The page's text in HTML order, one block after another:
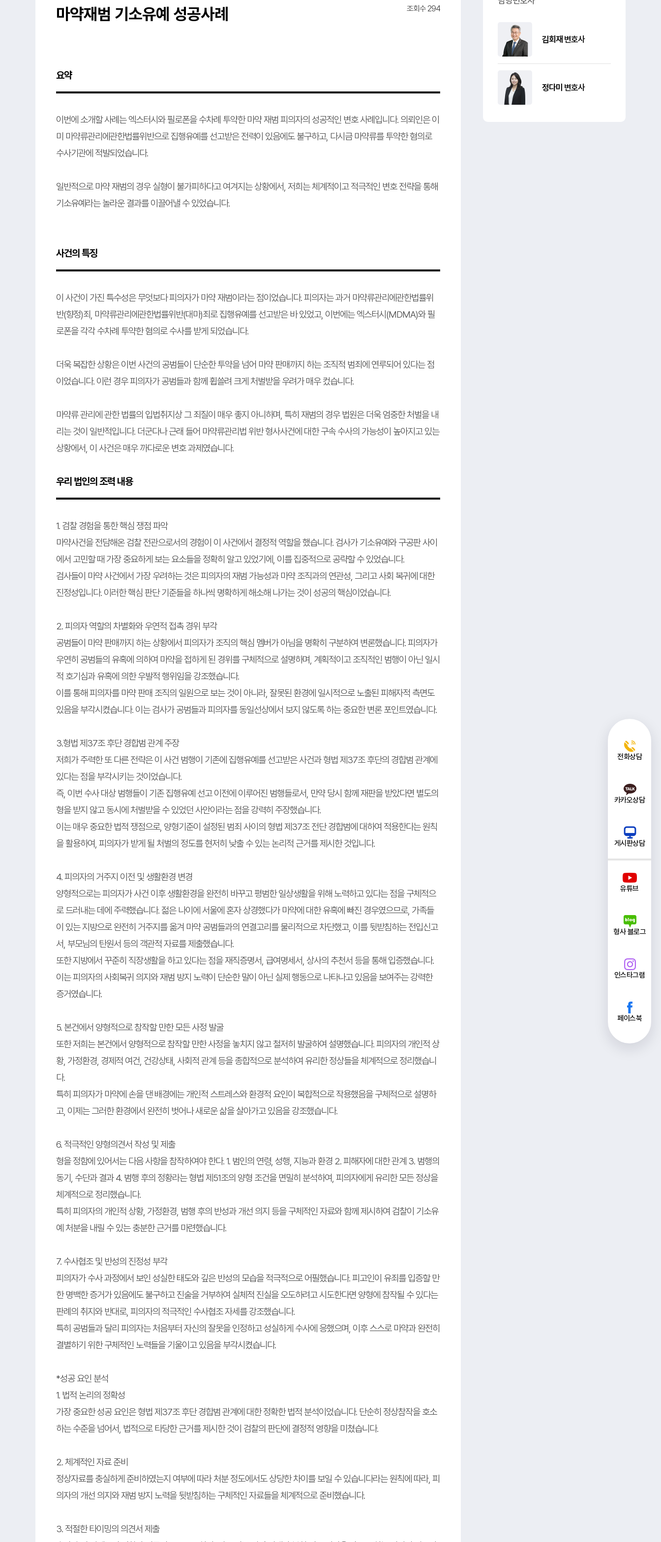
전화상담
카카오상담
게시판상담
유튜브
형사 블로그
인스타그램
페이스북
마약재범 기소유예 성공사례 조회수 294
요약
이번에 소개할 사례는 엑스터시와 필로폰을 수차례 투약한 마약 재범 피의자의 성공적인 변호 사례입니다. 의뢰인은 이
미 마약류관리에관한법률위반으로 집행유예를 선고받은 전력이 있음에도 불구하고, 다시금 마약류를 투약한 혐의로
수사기관에 적발되었습니다.
일반적으로 마약 재범의 경우 실형이 불가피하다고 여겨지는 상황에서, 저희는 체계적이고 적극적인 변호 전략을 통해
기소유예라는 놀라운 결과를 이끌어낼 수 있었습니다.
사건의 특징
이 사건이 가진 특수성은 무엇보다 피의자가 마약 재범이라는 점이었습니다. 피의자는 과거 마약류관리에관한법률위
반(향정)죄, 마약류관리에관한법률위반(대마)죄로 집행유예를 선고받은 바 있었고, 이번에는 엑스터시(MDMA)와 필
로폰을 각각 수차례 투약한 혐의로 수사를 받게 되었습니다.
더욱 복잡한 상황은 이번 사건의 공범들이 단순한 투약을 넘어 마약 판매까지 하는 조직적 범죄에 연루되어 있다는 점
이었습니다. 이런 경우 피의자가 공범들과 함께 휩쓸려 크게 처벌받을 우려가 매우 컸습니다.
마약류 관리에 관한 법률의 입법취지상 그 죄질이 매우 좋지 아니하며, 특히 재범의 경우 법원은 더욱 엄중한 처벌을 내
리는 것이 일반적입니다. 더군다나 근래 들어 마약류관리법 위반 형사사건에 대한 구속 수사의 가능성이 높아지고 있는
상황에서, 이 사건은 매우 까다로운 변호 과제였습니다.
우리 법인의 조력 내용
1. 검찰 경험을 통한 핵심 쟁점 파악
마약사건을 전담해온 검찰 전관으로서의 경험이 이 사건에서 결정적 역할을 했습니다. 검사가 기소유예와 구공판 사이
에서 고민할 때 가장 중요하게 보는 요소들을 정확히 알고 있었기에, 이를 집중적으로 공략할 수 있었습니다.
검사들이 마약 사건에서 가장 우려하는 것은 피의자의 재범 가능성과 마약 조직과의 연관성, 그리고 사회 복귀에 대한
진정성입니다. 이러한 핵심 판단 기준들을 하나씩 명확하게 해소해 나가는 것이 성공의 핵심이었습니다.
2. 피의자 역할의 차별화와 우연적 접촉 경위 부각
공범들이 마약 판매까지 하는 상황에서 피의자가 조직의 핵심 멤버가 아님을 명확히 구분하여 변론했습니다. 피의자가
우연히 공범들의 유혹에 의하여 마약을 접하게 된 경위를 구체적으로 설명하며, 계획적이고 조직적인 범행이 아닌 일시
적 호기심과 유혹에 의한 우발적 행위임을 강조했습니다.
이를 통해 피의자를 마약 판매 조직의 일원으로 보는 것이 아니라, 잘못된 환경에 일시적으로 노출된 피해자적 측면도
있음을 부각시켰습니다. 이는 검사가 공범들과 피의자를 동일선상에서 보지 않도록 하는 중요한 변론 포인트였습니다.
3.형법 제37조 후단 경합범 관계 주장
저희가 주력한 또 다른 전략은 이 사건 범행이 기존에 집행유예를 선고받은 사건과 형법 제37조 후단의 경합범 관계에
있다는 점을 부각시키는 것이었습니다.
즉, 이번 수사 대상 범행들이 기존 집행유예 선고 이전에 이루어진 범행들로서, 만약 당시 함께 재판을 받았다면 별도의
형을 받지 않고 동시에 처벌받을 수 있었던 사안이라는 점을 강력히 주장했습니다.
이는 매우 중요한 법적 쟁점으로, 양형기준이 설정된 범죄 사이의 형법 제37조 전단 경합범에 대하여 적용한다는 원칙
을 활용하여, 피의자가 받게 될 처벌의 정도를 현저히 낮출 수 있는 논리적 근거를 제시한 것입니다.
4. 피의자의 거주지 이전 및 생활환경 변경
양형적으로는 피의자가 사건 이후 생활환경을 완전히 바꾸고 평범한 일상생활을 위해 노력하고 있다는 점을 구체적으
로 드러내는 데에 주력했습니다. 젊은 나이에 서울에 혼자 상경했다가 마약에 대한 유혹에 빠진 경우였으므로, 가족들
이 있는 지방으로 완전히 거주지를 옮겨 마약 공범들과의 연결고리를 물리적으로 차단했고, 이를 뒷받침하는 전입신고
서, 부모님의 탄원서 등의 객관적 자료를 제출했습니다.
또한 지방에서 꾸준히 직장생활을 하고 있다는 점을 재직증명서, 급여명세서, 상사의 추천서 등을 통해 입증했습니다.
이는 피의자의 사회복귀 의지와 재범 방지 노력이 단순한 말이 아닌 실제 행동으로 나타나고 있음을 보여주는 강력한
증거였습니다.
5. 본건에서 양형적으로 참작할 만한 모든 사정 발굴
또한 저희는 본건에서 양형적으로 참작할 만한 사정을 놓치지 않고 철저히 발굴하여 설명했습니다. 피의자의 개인적 상
황, 가정환경, 경제적 여건, 건강상태, 사회적 관계 등을 종합적으로 분석하여 유리한 정상들을 체계적으로 정리했습니
다.
특히 피의자가 마약에 손을 댄 배경에는 개인적 스트레스와 환경적 요인이 복합적으로 작용했음을 구체적으로 설명하
고, 이제는 그러한 환경에서 완전히 벗어나 새로운 삶을 살아가고 있음을 강조했습니다.
6. 적극적인 양형의견서 작성 및 제출
형을 정함에 있어서는 다음 사항을 참작하여야 한다. 1. 범인의 연령, 성행, 지능과 환경 2. 피해자에 대한 관계 3. 범행의
동기, 수단과 결과 4. 범행 후의 정황라는 형법 제51조의 양형 조건을 면밀히 분석하여, 피의자에게 유리한 모든 정상을
체계적으로 정리했습니다.
특히 피의자의 개인적 상황, 가정환경, 범행 후의 반성과 개선 의지 등을 구체적인 자료와 함께 제시하여 검찰이 기소유
예 처분을 내릴 수 있는 충분한 근거를 마련했습니다.
7. 수사협조 및 반성의 진정성 부각
피의자가 수사 과정에서 보인 성실한 태도와 깊은 반성의 모습을 적극적으로 어필했습니다. 피고인이 유죄를 입증할 만
한 명백한 증거가 있음에도 불구하고 진술을 거부하여 실체적 진실을 오도하려고 시도한다면 양형에 참작될 수 있다는
판례의 취지와 반대로, 피의자의 적극적인 수사협조 자세를 강조했습니다.
특히 공범들과 달리 피의자는 처음부터 자신의 잘못을 인정하고 성실하게 수사에 응했으며, 이후 스스로 마약과 완전히
결별하기 위한 구체적인 노력들을 기울이고 있음을 부각시켰습니다.
*성공 요인 분석
1. 법적 논리의 정확성
가장 중요한 성공 요인은 형법 제37조 후단 경합범 관계에 대한 정확한 법적 분석이었습니다. 단순히 정상참작을 호소
하는 수준을 넘어서, 법적으로 타당한 근거를 제시한 것이 검찰의 판단에 결정적 영향을 미쳤습니다.
2. 체계적인 자료 준비
정상자료를 충실하게 준비하였는지 여부에 따라 처분 정도에서도 상당한 차이를 보일 수 있습니다라는 원칙에 따라, 피
의자의 개선 의지와 재범 방지 노력을 뒷받침하는 구체적인 자료들을 체계적으로 준비했습니다.
3. 적절한 타이밍의 의견서 제출
김회재 변호사
정다미 변호사